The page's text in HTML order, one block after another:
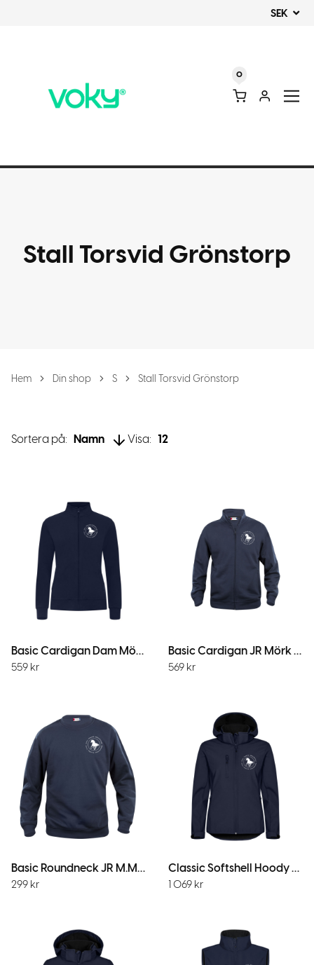
SEK
0
Stall Torsvid Grönstorp
Hem Din shop S Stall Torsvid Grönstorp
Sortera på: Namn Visa: 12
Basic Cardigan Dam Mörk Marin
559 kr
Basic Cardigan JR Mörk Marin
569 kr
Basic Roundneck JR M.Marin
299 kr
Classic Softshell Hoody W M.Marin
1 069 kr